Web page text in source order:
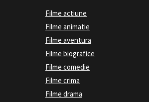
Filme actiune
Filme animatie
Filme aventura
Filme biografice
Filme comedie
Filme crima
Filme drama